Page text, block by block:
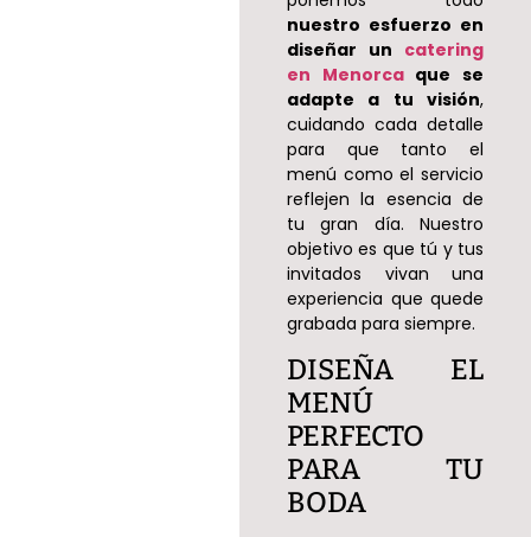
nuestro esfuerzo en
diseñar un catering
en Menorcaque se
adapte a tu visión,
cuidando cada detalle
para que tanto el
menú como el servicio
reflejen la esencia de
tu gran día. Nuestro
objetivo es que tú y tus
invitados vivan una
experiencia que quede
grabada para siempre.
DISEÑA EL
MENÚ
PERFECTO
PARA TU
BODA